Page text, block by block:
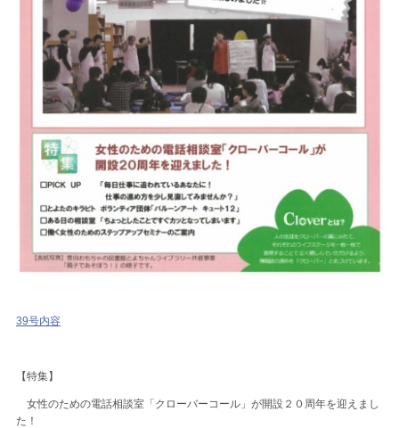
39号内容
【特集】
女性のための電話相談室「クローバーコール」が開設２０周年を迎えまし
た！